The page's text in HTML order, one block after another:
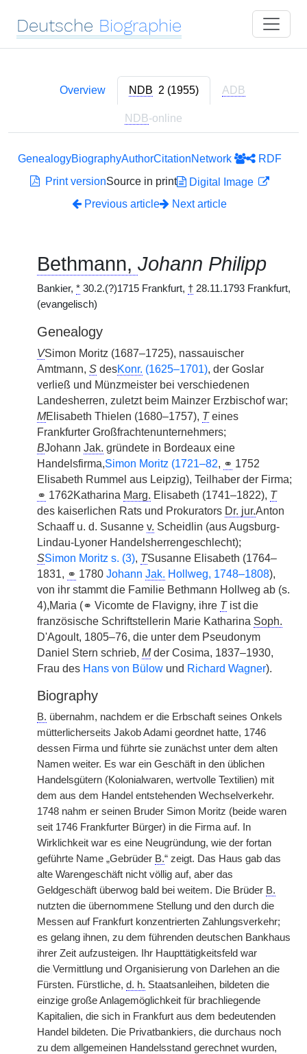
Deutsche Biographie
Overview NDB 2 (1955) ADB
NDB-online
GenealogyBiographyAuthorCitationNetwork
RDF
Print versionSource in print
Digital Image
Previous article
Next article
Bethmann, Johann Philipp
Bankier, * 30.2.(?)1715 Frankfurt, † 28.11.1793 Frankfurt,
(evangelisch)
Genealogy
VSimon Moritz (1687–1725), nassauischer
Amtmann, S desKonr. (1625–1701), der Goslar
verließ und Münzmeister bei verschiedenen
Landesherren, zuletzt beim Mainzer Erzbischof war;
MElisabeth Thielen (1680–1757), Teines
Frankfurter Großfrachtenunternehmers;
BJohann Jak. gründete in Bordeaux eine
Handelsfirma,Simon Moritz (1721–82, ⚭ 1752
Elisabeth Rummel aus Leipzig), Teilhaber der Firma;
⚭ 1762Katharina Marg. Elisabeth (1741–1822), T
des kaiserlichen Rats und Prokurators Dr. jur.Anton
Schaaff u. d. Susanne v. Scheidlin (aus Augsburg-
Lindau-Lyoner Handelsherrengeschlecht);
SSimon Moritz s. (3), TSusanne Elisabeth (1764–
1831, ⚭ 1780 Johann Jak. Hollweg, 1748–1808),
von ihr stammt die Familie Bethmann Hollweg ab (s.
4),Maria (⚭ Vicomte de Flavigny, ihre Tist die
französische Schriftstellerin Marie Katharina Soph.
D'Agoult, 1805–76, die unter dem Pseudonym
Daniel Stern schrieb, Mder Cosima, 1837–1930,
Frau des Hans von Bülow und Richard Wagner).
Biography
B. übernahm, nachdem er die Erbschaft seines Onkels
mütterlicherseits Jakob Adami geordnet hatte, 1746
dessen Firma und führte sie zunächst unter dem alten
Namen weiter. Es war ein Geschäft in den üblichen
Handelsgütern (Kolonialwaren, wertvolle Textilien) mit
dem aus dem Handel entstehenden Wechselverkehr.
1748 nahm er seinen Bruder Simon Moritz (beide waren
seit 1746 Frankfurter Bürger) in die Firma auf. In
Wirklichkeit war es eine Neugründung, wie der fortan
geführte Name „Gebrüder B.“ zeigt. Das Haus gab das
alte Warengeschäft nicht völlig auf, aber das
Geldgeschäft überwog bald bei weitem. Die Brüder B.
nutzten die übernommene Stellung und den durch die
Messen auf Frankfurt konzentrierten Zahlungsverkehr;
es gelang ihnen, zu dem führenden deutschen Bankhaus
ihrer Zeit aufzusteigen. Ihr Haupttätigkeitsfeld war
die Vermittlung und Organisierung von Darlehen an die
Fürsten. Fürstliche, d. h. Staatsanleihen, bildeten die
einzige große Anlagemöglichkeit für brachliegende
Kapitalien, die sich in Frankfurt aus dem bedeutenden
Handel bildeten. Die Privatbankiers, die durchaus noch
zu dem allgemeinen Handelsstand gerechnet wurden,